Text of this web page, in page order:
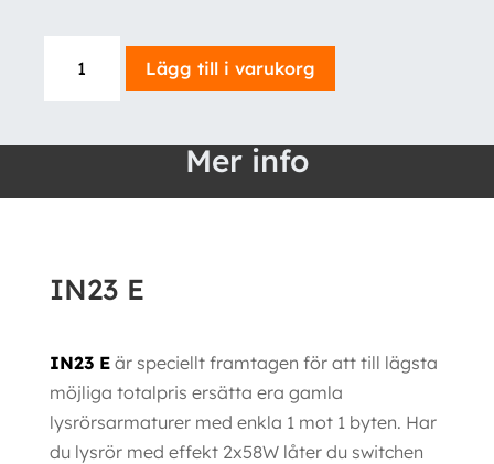
Lägg till i varukorg
Mer info
IN23 E
IN23 Eär speciellt framtagen för att till lägsta
möjliga totalpris ersätta era gamla
lysrörsarmaturer med enkla 1 mot 1 byten. Har
du lysrör med effekt 2x58W låter du switchen